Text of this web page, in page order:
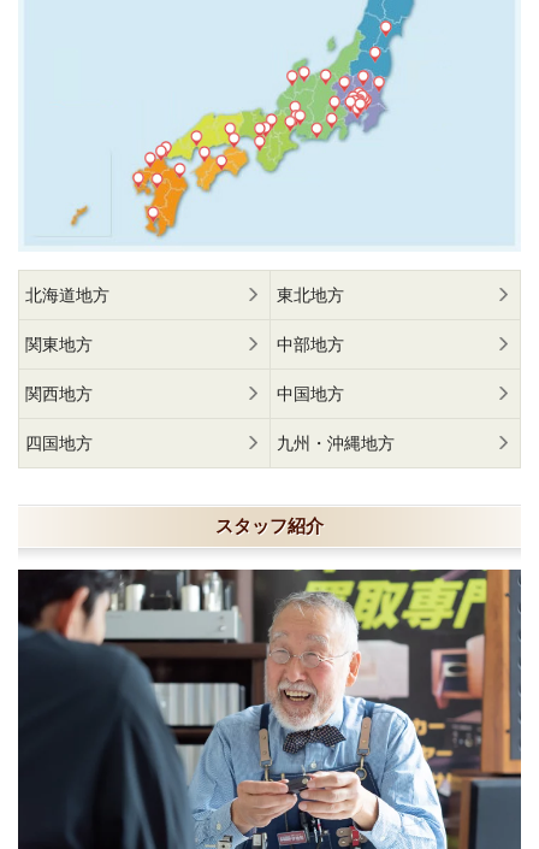
北海道地方 東北地方
関東地方 中部地方
関西地方 中国地方
四国地方 九州・沖縄地方
スタッフ紹介